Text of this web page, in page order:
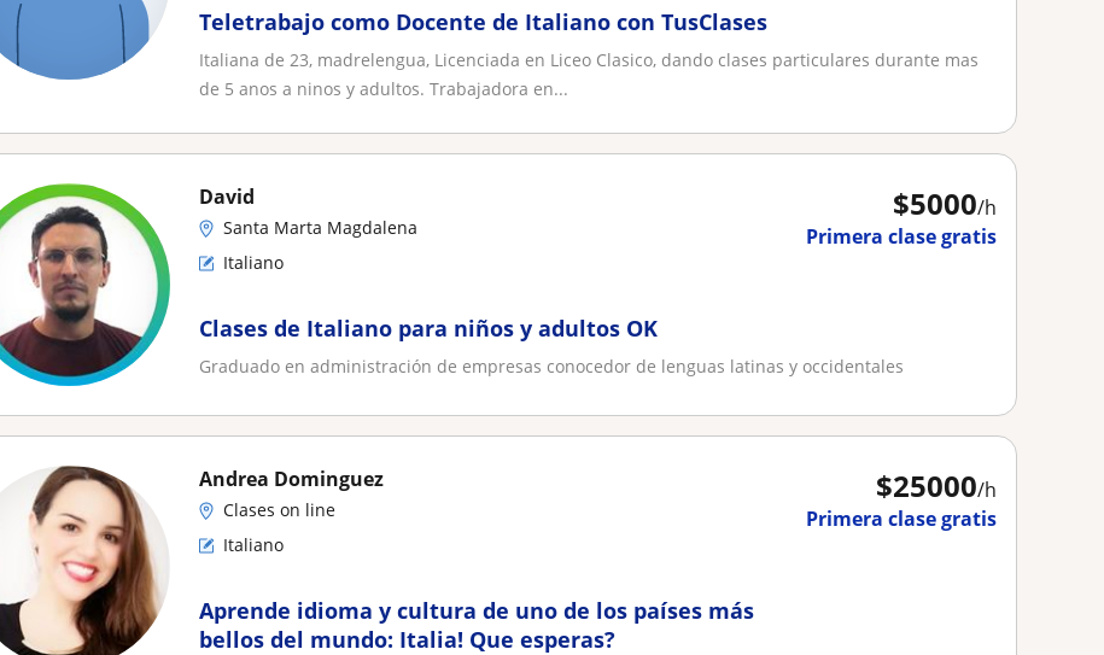
Teletrabajo como Docente de Italiano con TusClases
Italiana de 23, madrelengua, Licenciada en Liceo Clasico, dando clases particulares durante mas
de 5 anos a ninos y adultos. Trabajadora en...
$5000/h
Primera clase gratis
David
Santa Marta Magdalena
Italiano
Clases de Italiano para niños y adultos OK
Graduado en administración de empresas conocedor de lenguas latinas y occidentales
$25000/h
Primera clase gratis
Andrea Dominguez
Clases on line
Italiano
Aprende idioma y cultura de uno de los países más
bellos del mundo: Italia! Que esperas?